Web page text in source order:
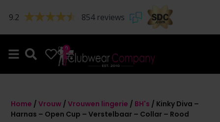
9.2 854 reviews
0 0
Home /Vrouw /Vrouwen lingerie / BH's / Kinky Diva –
Harnas – Open Cup – Verstelbaar – Collar – Rood